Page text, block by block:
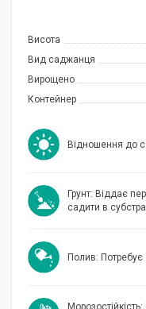
Висота
Вид саджанця
Вирощено
Контейнер
Відношення до
Грунт: Віддає
садити в
Полив: Потребує